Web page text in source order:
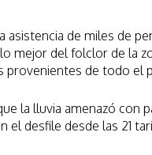
asistencia de miles de
mejor del folclor de la
provenientes de todo el
la lluvia amenazó con
el desfile desde las 21